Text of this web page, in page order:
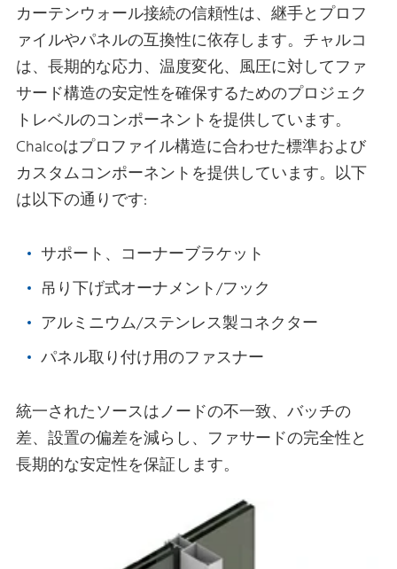
カーテンウォール接続の信頼性は、継手とプロフ
ァイルやパネルの互換性に依存します。チャルコ
は、長期的な応力、温度変化、風圧に対してファ
サード構造の安定性を確保するためのプロジェク
トレベルのコンポーネントを提供しています。
Chalcoはプロファイル構造に合わせた標準および
カスタムコンポーネントを提供しています。以下
は以下の通りです:
サポート、コーナーブラケット
吊り下げ式オーナメント/フック
アルミニウム/ステンレス製コネクター
パネル取り付け用のファスナー
統一されたソースはノードの不一致、バッチの
差、設置の偏差を減らし、ファサードの完全性と
長期的な安定性を保証します。